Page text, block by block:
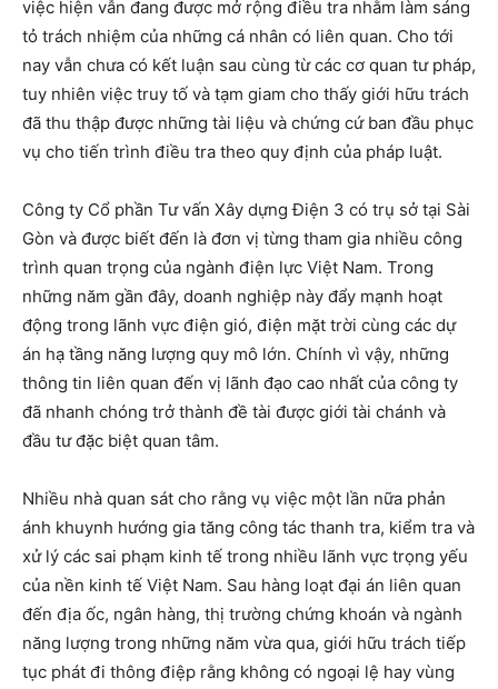
việc hiện vẫn đang được mở rộng điều tra nhằm làm sáng
tỏ trách nhiệm của những cá nhân có liên quan. Cho tới
nay vẫn chưa có kết luận sau cùng từ các cơ quan tư pháp,
tuy nhiên việc truy tố và tạm giam cho thấy giới hữu trách
đã thu thập được những tài liệu và chứng cứ ban đầu phục
vụ cho tiến trình điều tra theo quy định của pháp luật.
Công ty Cổ phần Tư vấn Xây dựng Điện 3 có trụ sở tại Sài
Gòn và được biết đến là đơn vị từng tham gia nhiều công
trình quan trọng của ngành điện lực Việt Nam. Trong
những năm gần đây, doanh nghiệp này đẩy mạnh hoạt
động trong lãnh vực điện gió, điện mặt trời cùng các dự
án hạ tầng năng lượng quy mô lớn. Chính vì vậy, những
thông tin liên quan đến vị lãnh đạo cao nhất của công ty
đã nhanh chóng trở thành đề tài được giới tài chánh và
đầu tư đặc biệt quan tâm.
Nhiều nhà quan sát cho rằng vụ việc một lần nữa phản
ánh khuynh hướng gia tăng công tác thanh tra, kiểm tra và
xử lý các sai phạm kinh tế trong nhiều lãnh vực trọng yếu
của nền kinh tế Việt Nam. Sau hàng loạt đại án liên quan
đến địa ốc, ngân hàng, thị trường chứng khoán và ngành
năng lượng trong những năm vừa qua, giới hữu trách tiếp
tục phát đi thông điệp rằng không có ngoại lệ hay vùng